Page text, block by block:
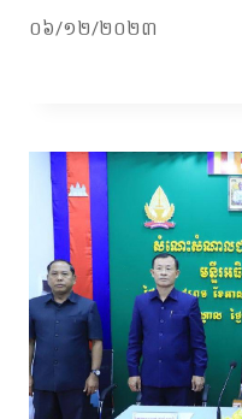
០៦/១២/២០២៣